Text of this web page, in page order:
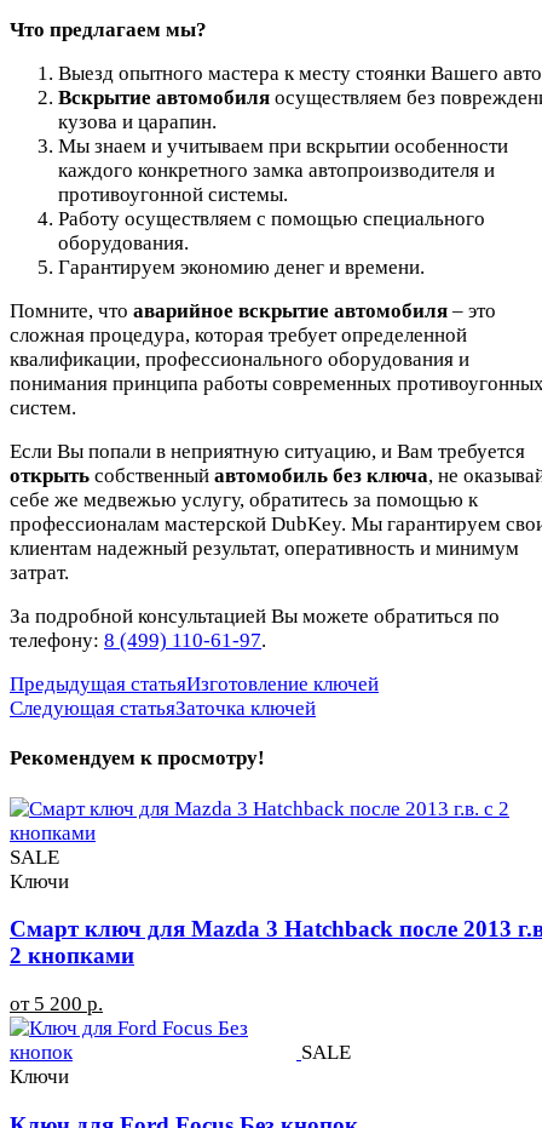
Что предлагаем мы?
Выезд опытного мастера к месту стоянки Вашего
Вскрытие автомобиля осуществляем без
кузова и царапин.
Мы знаем и учитываем при вскрытии особенности
каждого конкретного замка автопроизводителя и
противоугонной системы.
Работу осуществляем с помощью специального
оборудования.
Гарантируем экономию денег и времени.
Помните, что аварийное вскрытие автомобиля – это
сложная процедура, которая требует определенной
квалификации, профессионального оборудования и
понимания принципа работы современных
систем.
Если Вы попали в неприятную ситуацию, и Вам требуется
открыть собственный автомобиль без ключа, не
себе же медвежью услугу, обратитесь за помощью к
профессионалам мастерской DubKey. Мы гарантируем
клиентам надежный результат, оперативность и минимум
затрат.
За подробной консультацией Вы можете обратиться по
телефону: 8 (499) 110-61-97.
Предыдущая статьяИзготовление ключей
Следующая статьяЗаточка ключей
Рекомендуем к просмотру!
SALE
Ключи
Смарт ключ для Mazda 3 Hatchback после 2013
2 кнопками
от 5 200 р.
SALE
Ключи